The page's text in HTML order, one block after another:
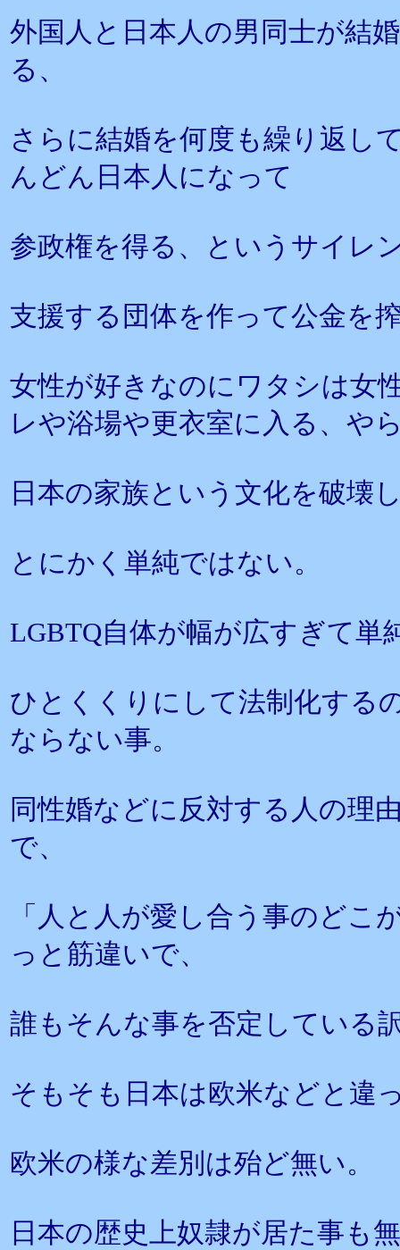
外国人と日本人の男同士が結
る、
さらに結婚を何度も繰り返し
んどん日本人になって
参政権を得る、というサイレ
支援する団体を作って公金を
女性が好きなのにワタシは女
レや浴場や更衣室に入る、や
日本の家族という文化を破壊
とにかく単純ではない。
LGBTQ自体が幅が広すぎて単
ひとくくりにして法制化する
ならない事。
同性婚などに反対する人の理
で、
「人と人が愛し合う事のどこ
っと筋違いで、
誰もそんな事を否定している
そもそも日本は欧米などと違
欧米の様な差別は殆ど無い。
日本の歴史上奴隷が居た事も